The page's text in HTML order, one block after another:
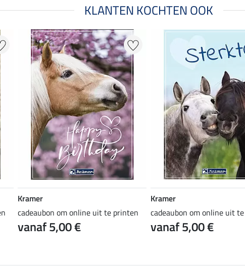
KLANTEN KOCHTEN OOK
Kramer
cadeaubon om online uit te printen
vanaf 5,00 €
Kramer
cadeaubon om online uit
vanaf 5,00 €